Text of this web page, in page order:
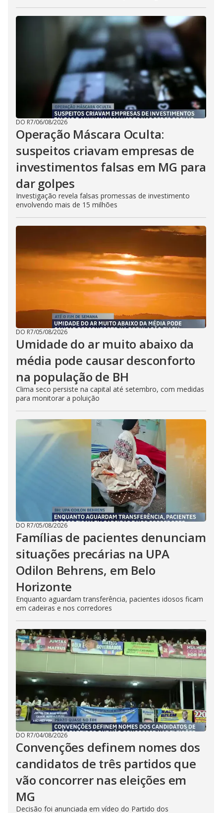
DO R7/06/08/2026
Operação Máscara Oculta:
suspeitos criavam empresas de
investimentos falsas em MG para
dar golpes
Investigação revela falsas promessas de investimento
envolvendo mais de 15 milhões
DO R7/05/08/2026
Umidade do ar muito abaixo da
média pode causar desconforto
na população de BH
Clima seco persiste na capital até setembro, com medidas
para monitorar a poluição
DO R7/05/08/2026
Famílias de pacientes denunciam
situações precárias na UPA
Odilon Behrens, em Belo
Horizonte
Enquanto aguardam transferência, pacientes idosos ficam
em cadeiras e nos corredores
DO R7/04/08/2026
Convenções definem nomes dos
candidatos de três partidos que
vão concorrer nas eleições em
MG
Decisão foi anunciada em vídeo do Partido dos